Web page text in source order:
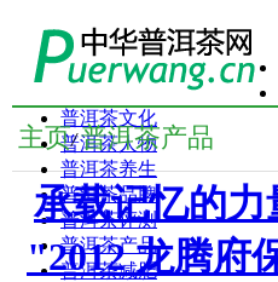
普洱茶文化
普洱茶人物
普洱茶养生
普洱茶品牌
普洱茶评测
普洱茶产品
普洱茶减肥
主页/ 普洱茶产品
承载记忆的力
"2012 龙腾府